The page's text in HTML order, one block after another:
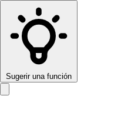
Sugerir una función